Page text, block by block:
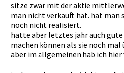
sitze zwar mit der aktie
man nicht verkauft hat. hat man
noch nicht realisiert­.
hatte aber letztes jahr auch
machen können als sie noch
aber im allgemeine­n hab ich